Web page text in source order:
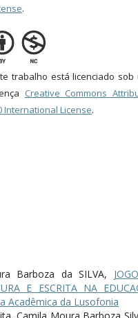
.
trabalho está licenciado sob
Creative Commons
International License.
Barboza da SILVA,
E ESCRITA NA
Acadêmica da Lusofonia